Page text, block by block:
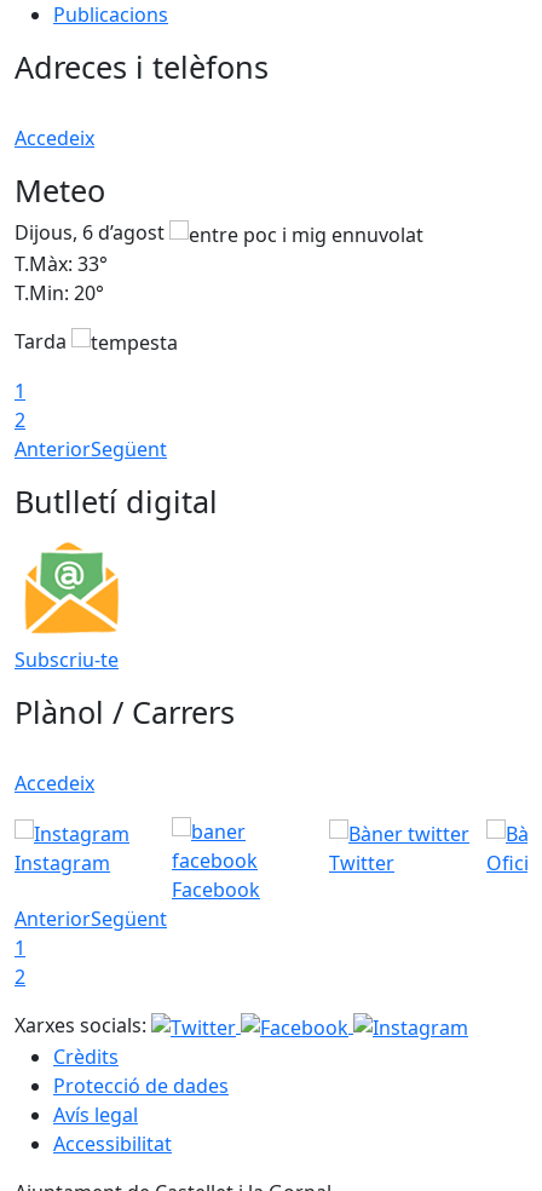
Publicacions
Adreces i telèfons
Accedeix
Meteo
Dijous, 6 d’agost
T.Màx: 33°
T.Min: 20°
Tarda
1
2
AnteriorSegüent
Butlletí digital
Subscriu-te
Plànol / Carrers
Accedeix
Instagram
Facebook
Twitter
AnteriorSegüent
1
2
Xarxes socials:
Crèdits
Protecció de dades
Avís legal
Accessibilitat